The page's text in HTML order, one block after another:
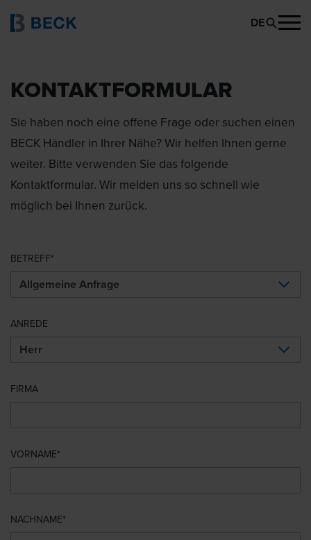
DE
KONTAKTFORMULAR
Sie haben noch eine offene Frage oder suchen einen
BECK Händler in Ihrer Nähe? Wir helfen Ihnen gerne
weiter. Bitte verwenden Sie das folgende
Kontaktformular. Wir melden uns so schnell wie
möglich bei Ihnen zurück.
BETREFF
ANREDE
FIRMA
VORNAME
NACHNAME